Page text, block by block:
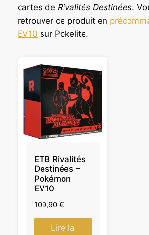
cartes de Rivalités Destinées.
retrouver ce produit en
EV10 sur Pokelite.
ETB Rivalités
Destinées –
Pokémon
EV10
109,90 €
Lire la